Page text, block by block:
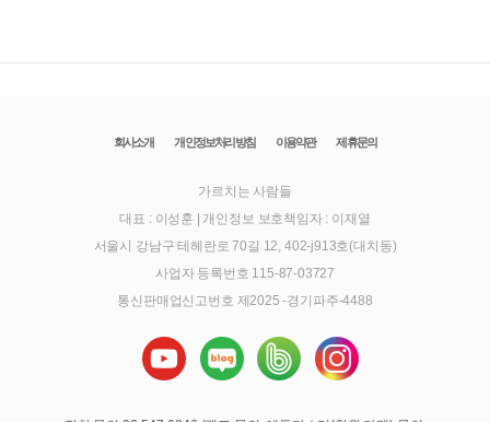
회사소개 개인정보처리방침 이용약관 제휴문의
가르치는 사람들
대표 : 이성훈
개인정보 보호책임자 : 이재열
서울시 강남구 테헤란로 70길 12, 402-j913호(대치동)
사업자 등록번호 115-87-03727
통신판매업신고번호 제2025 -경기파주-4488